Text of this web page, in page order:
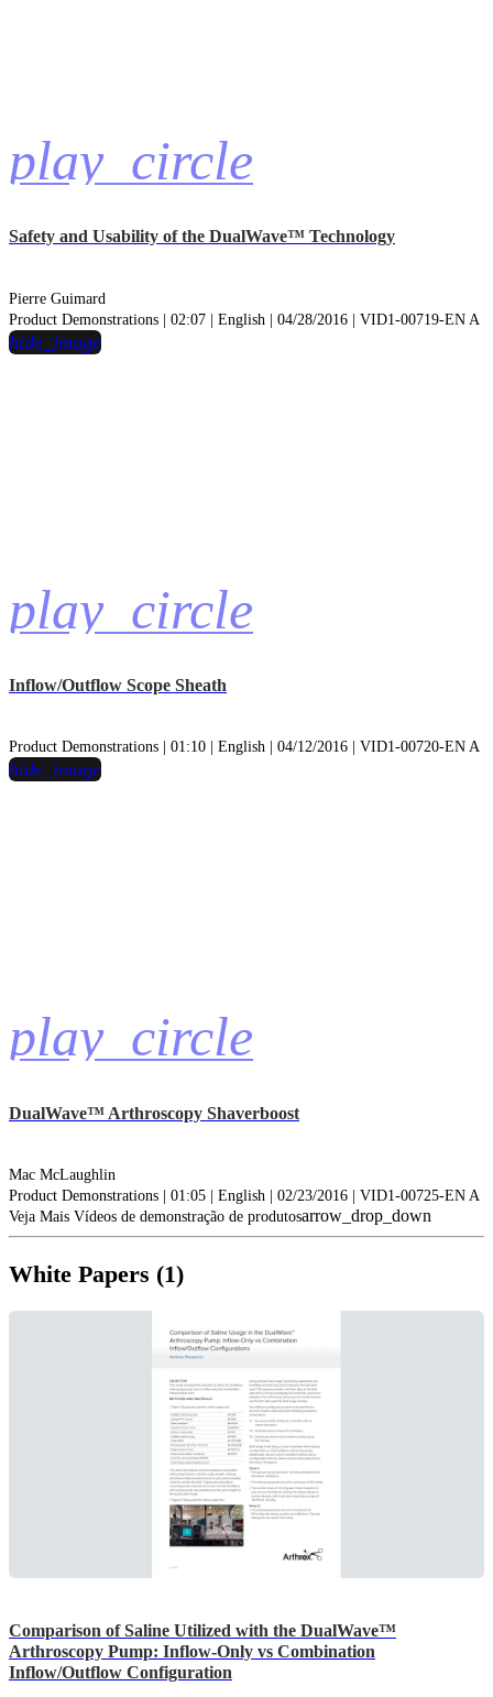
play_circle
Safety and Usability of the DualWave™ Technology
Pierre Guimard
Product Demonstrations | 02:07 | English | 04/28/2016 | VID1-00719-EN A
play_circle
hide_image
Inflow/Outflow Scope Sheath
Product Demonstrations | 01:10 | English | 04/12/2016 | VID1-00720-EN A
play_circle
hide_image
DualWave™ Arthroscopy Shaverboost
Mac McLaughlin
Product Demonstrations | 01:05 | English | 02/23/2016 | VID1-00725-EN A
Veja Mais Vídeos de demonstração de produtosarrow_drop_down
White Papers (1)
Comparison of Saline Utilized with the DualWave™
Arthroscopy Pump: Inflow-Only vs Combination
Inflow/Outflow Configuration